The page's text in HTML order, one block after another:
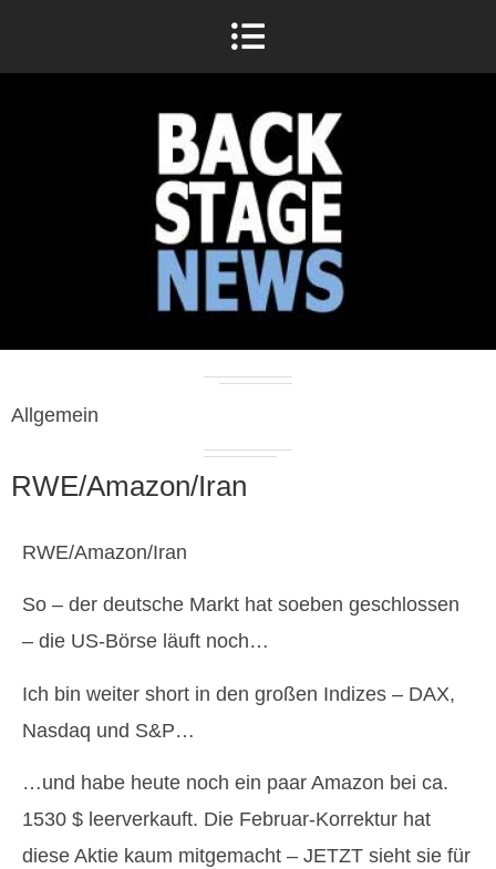
Allgemein
RWE/Amazon/Iran
RWE/Amazon/Iran
So – der deutsche Markt hat soeben geschlossen
– die US-Börse läuft noch…
Ich bin weiter short in den großen Indizes – DAX,
Nasdaq und S&P…
…und habe heute noch ein paar Amazon bei ca.
1530 $ leerverkauft. Die Februar-Korrektur hat
diese Aktie kaum mitgemacht – JETZT sieht sie für